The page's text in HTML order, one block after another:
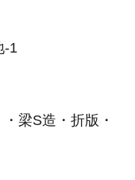
-1
梁S造・折版・